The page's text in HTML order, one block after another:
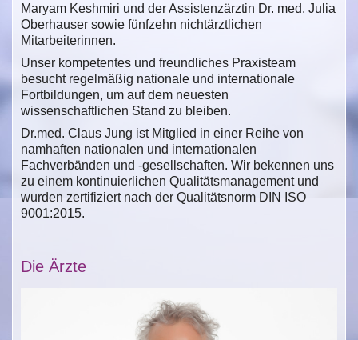
Maryam Keshmiri und der Assistenzärztin Dr. med. Julia
Oberhauser sowie fünfzehn nichtärztlichen
Mitarbeiterinnen.
Unser kompetentes und freundliches Praxisteam
besucht regelmäßig nationale und internationale
Fortbildungen, um auf dem neuesten
wissenschaftlichen Stand zu bleiben.
Dr.med. Claus Jung ist Mitglied in einer Reihe von
namhaften nationalen und internationalen
Fachverbänden und -gesellschaften. Wir bekennen uns
zu einem kontinuierlichen Qualitätsmanagement und
wurden zertifiziert nach der Qualitätsnorm DIN ISO
9001:2015.
Die Ärzte